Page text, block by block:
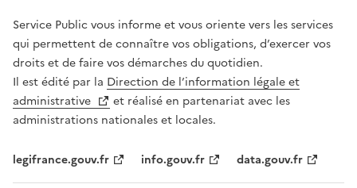
Service Public vous informe et vous oriente vers les services
qui permettent de connaître vos obligations, d’exercer vos
droits et de faire vos démarches du quotidien.
Il est édité par la Direction de l’information légale et
administrative
et réalisé en partenariat avec les
administrations nationales et locales.
legifrance.gouv.fr info.gouv.fr data.gouv.fr